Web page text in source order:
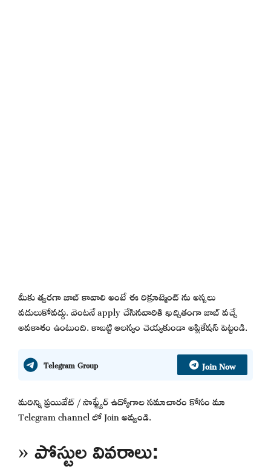
మీకు త్వరగా జాబ్ కావాలి అంటే ఈ రిక్రూట్మెంట్ ను అస్సలు
వదులుకోవద్దు. వెంటనే apply చేసినవారికి ఖచ్చితంగా జాబ్ వచ్చే
అవకాశం ఉంటుంది. కాబట్టి ఆలస్యం చెయ్యకుండా అప్లికేషన్ పెట్టండి.
Telegram Group Join Now
మరిన్ని ప్రయివేట్ / సాఫ్ట్వేర్ ఉద్యోగాల సమాచారం కోసం మా
Telegram channel లో Join అవ్వండి.
» పోస్టుల వివరాలు: